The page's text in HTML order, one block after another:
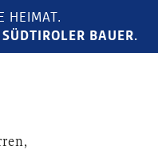
HEIMAT.
BAUER.